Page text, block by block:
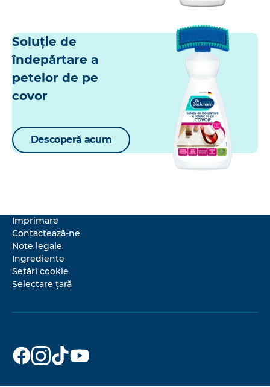
Soluție de
îndepărtare a
petelor de pe
covor
Descoperă acum
Imprimare
Contactează-ne
Note legale
Ingrediente
Setări cookie
Selectare țară
Dr. Beckmann
pe
Dr. Beckmann
pe
Dr. Beckmann
pe